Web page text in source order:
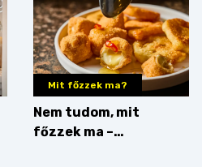
Mit főzzek ma?
Nem tudom, mit
főzzek ma –